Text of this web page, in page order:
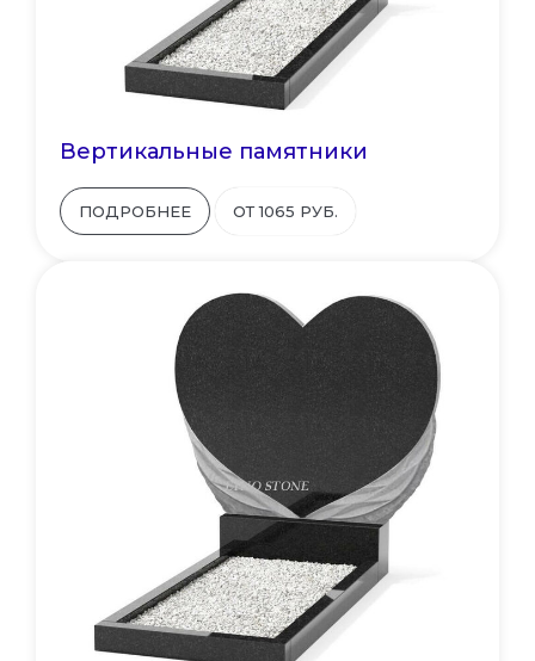
Вертикальные памятники
ПОДРОБНЕЕ ОТ 1065 РУБ.